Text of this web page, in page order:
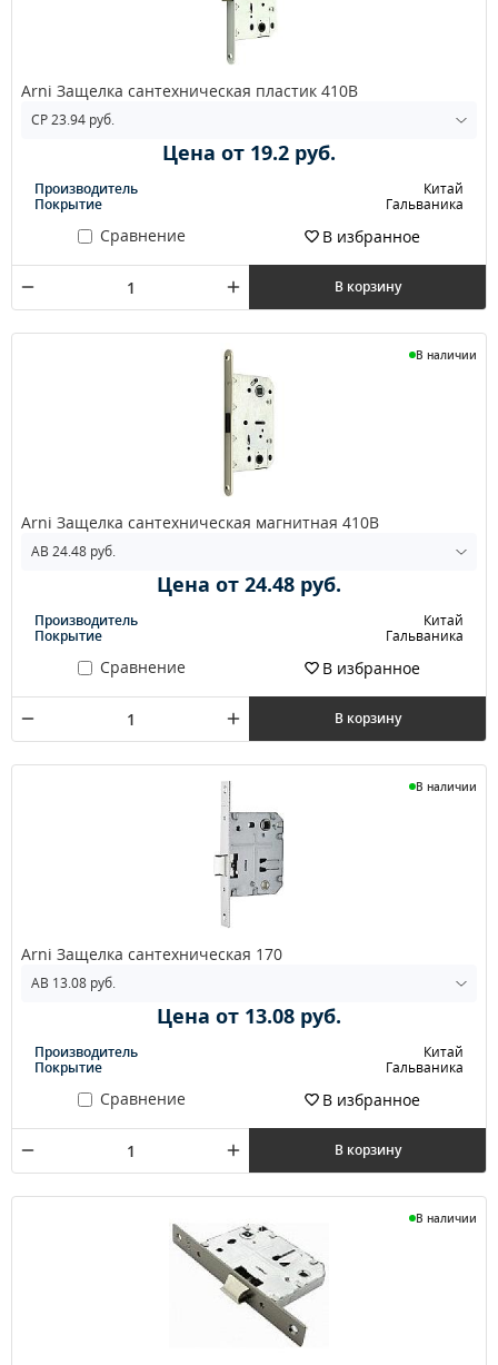
Arni Защелка сантехническая пластик 410В
Цена от 19.2 руб.
Производитель
Китай
Покрытие
Гальваника
Сравнение В избранное
В корзину
В наличии
Arni Защелка сантехническая магнитная 410В
Цена от 24.48 руб.
Производитель
Китай
Покрытие
Гальваника
Сравнение В избранное
В корзину
В наличии
Arni Защелка сантехническая 170
Цена от 13.08 руб.
Производитель
Китай
Покрытие
Гальваника
Сравнение В избранное
В корзину
В наличии